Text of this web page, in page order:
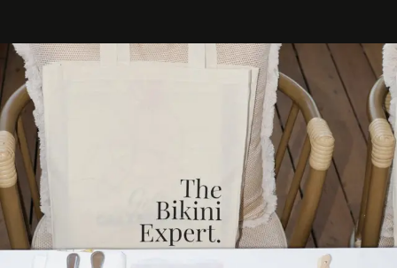
buluşturarak markanın Cavo Tagoo’daki varlığını
sürükleyici ve mevsime özel bir deneyime dönüştürüyor.